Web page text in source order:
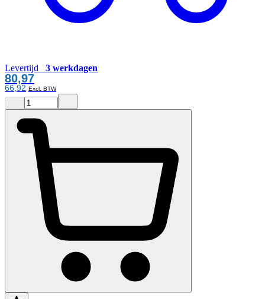
Levertijd 3 werkdagen
80,97
66,92